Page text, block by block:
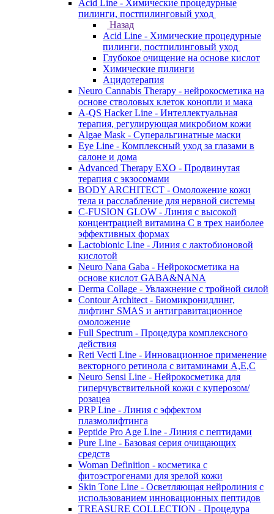
Acid Line - Химические процедурные
пилинги, постпилинговый уход
Назад
Acid Line - Химические процедурные
пилинги, постпилинговый уход
Глубокое очищение на основе кислот
Химические пилинги
Ацидотерапия
Neuro Cannabis Therapy - нейрокосметика на
основе стволовых клеток конопли и мака
A-QS Hacker Line - Интеллектуальная
терапия, регулирующая микробиом кожи
Algae Mask - Суперальгинатные маски
Eye Line - Комплексный уход за глазами в
салоне и дома
Advanced Therapy EXO - Продвинутая
терапия с экзосомами
BODY ARCHITECT - Омоложение кожи
тела и расслабление для нервной системы
C-FUSION GLOW - Линия с высокой
концентрацией витамина C в трех наиболее
эффективных формах
Lactobionic Line - Линия с лактобионовой
кислотой
Neuro Nana Gaba - Нейрокосметика на
основе кислот GABA&NANA
Derma Collage - Увлажнение с тройной силой
Contour Architect - Биомикронидлинг,
лифтинг SMAS и антигравитационное
омоложение
Full Spectrum - Процедура комплексного
действия
Reti Vecti Line - Инновационное применение
векторного ретинола с витаминами A,Е,С
Neuro Sensi Line - Нейрокосметика для
гиперчувствительной кожи с куперозом/
розацеа
PRP Line - Линия с эффектом
плазмолифтинга
Peptide Pro Age Line - Линия с пептидами
Pure Line - Базовая серия очищающих
средств
Woman Definition - косметика с
фитоэстрогенами для зрелой кожи
Skin Tone Line - Осветляющая нейролиния с
использованием инновационных пептидов
TREASURE COLLECTION - Процедура